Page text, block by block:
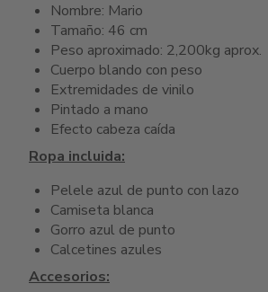
Nombre: Mario
Tamaño: 46 cm
Peso aproximado: 2,200kg aprox.
Cuerpo blando con peso
Extremidades de vinilo
Pintado a mano
Efecto cabeza caída
Ropa incluida:
Pelele azul de punto con lazo
Camiseta blanca
Gorro azul de punto
Calcetines azules
Accesorios: